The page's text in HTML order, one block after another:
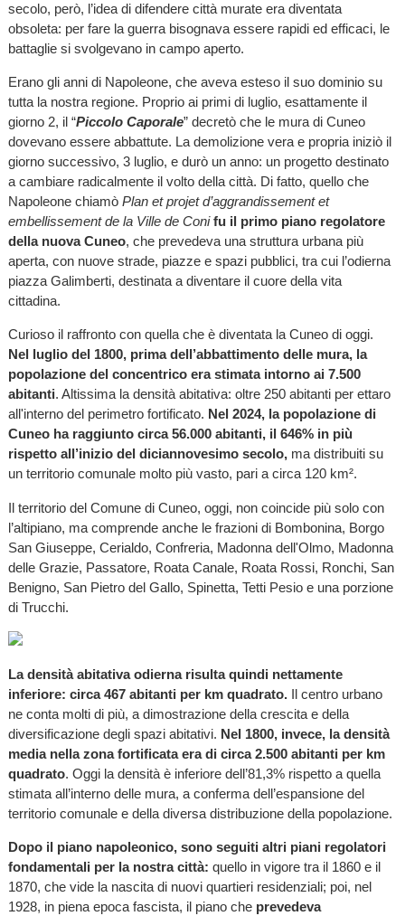
secolo, però, l’idea di difendere città murate era diventata
obsoleta: per fare la guerra bisognava essere rapidi ed efficaci, le
battaglie si svolgevano in campo aperto.
Erano gli anni di Napoleone, che aveva esteso il suo dominio su
tutta la nostra regione. Proprio ai primi di luglio, esattamente il
giorno 2, il “Piccolo Caporale” decretò che le mura di Cuneo
dovevano essere abbattute. La demolizione vera e propria iniziò il
giorno successivo, 3 luglio, e durò un anno: un progetto destinato
a cambiare radicalmente il volto della città. Di fatto, quello che
Napoleone chiamò Plan et projet d’aggrandissement et
embellissement de la Ville de Coni fu il primo piano regolatore
della nuova Cuneo, che prevedeva una struttura urbana più
aperta, con nuove strade, piazze e spazi pubblici, tra cui l’odierna
piazza Galimberti, destinata a diventare il cuore della vita
cittadina.
Curioso il raffronto con quella che è diventata la Cuneo di oggi.
Nel luglio del 1800, prima dell’abbattimento delle mura, la
popolazione del concentrico era stimata intorno ai 7.500
abitanti. Altissima la densità abitativa: oltre 250 abitanti per ettaro
all'interno del perimetro fortificato. Nel 2024, la popolazione di
Cuneo ha raggiunto circa 56.000 abitanti, il 646% in più
rispetto all’inizio del diciannovesimo secolo,ma distribuiti su
un territorio comunale molto più vasto, pari a circa 120 km².
Il territorio del Comune di Cuneo, oggi, non coincide più solo con
l’altipiano, ma comprende anche le frazioni di Bombonina, Borgo
San Giuseppe, Cerialdo, Confreria, Madonna dell'Olmo, Madonna
delle Grazie, Passatore, Roata Canale, Roata Rossi, Ronchi, San
Benigno, San Pietro del Gallo, Spinetta, Tetti Pesio e una porzione
di Trucchi.
La densità abitativa odierna risulta quindi nettamente
inferiore: circa 467 abitanti per km quadrato.Il centro urbano
ne conta molti di più, a dimostrazione della crescita e della
diversificazione degli spazi abitativi. Nel 1800, invece, la densità
media nella zona fortificata era di circa 2.500 abitanti per km
quadrato. Oggi la densità è inferiore dell’81,3% rispetto a quella
stimata all’interno delle mura, a conferma dell’espansione del
territorio comunale e della diversa distribuzione della popolazione.
Dopo il piano napoleonico, sono seguiti altri piani regolatori
fondamentali per la nostra città: quello in vigore tra il 1860 e il
1870, che vide la nascita di nuovi quartieri residenziali; poi, nel
1928, in piena epoca fascista, il piano che prevedeva